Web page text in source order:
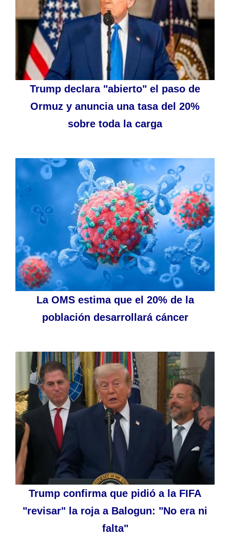
Trump declara "abierto" el paso de
Ormuz y anuncia una tasa del 20%
sobre toda la carga
La OMS estima que el 20% de la
población desarrollará cáncer
Trump confirma que pidió a la FIFA
"revisar" la roja a Balogun: "No era ni
falta"